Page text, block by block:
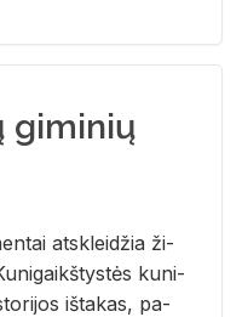
giminių
at­sklei­džia ži­
ku­ni­
iš­ta­kas, pa­